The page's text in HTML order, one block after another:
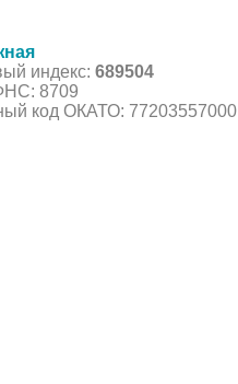
индекс: 689504
8709
код ОКАТО: 77203557000